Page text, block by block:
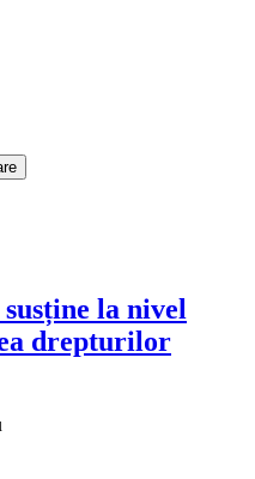
la nivel
drepturilor